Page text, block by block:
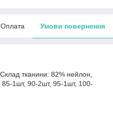
Оплата Умови повернення
тканини: 82% нейлон,
85-1шт, 90-2шт, 95-1шт, 100-